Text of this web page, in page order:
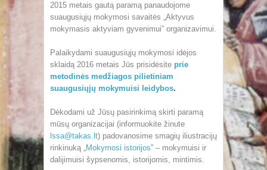
2015 metais gautą paramą panaudojome
suaugusiųjų mokymosi savaitės „Aktyvus
mokymasis aktyviam gyvenimui” organizavimui.
Palaikydami suaugusiųjų mokymosi idėjos
sklaidą 2016 metais Jūs prisidėsite prie
metodinės medžiagos pilietiniam
suaugusiųjų mokymuisi leidybos.
Dėkodami už Jūsų pasirinkimą skirti paramą
mūsų organizacijai (informuokite žinute
lssa@takas.lt) padovanosime smagių iliustracijų
rinkinuką „Mokymosi istorijos” – mokymuisi ir
dalijimuisi šypsenomis, istorijomis, mintimis.